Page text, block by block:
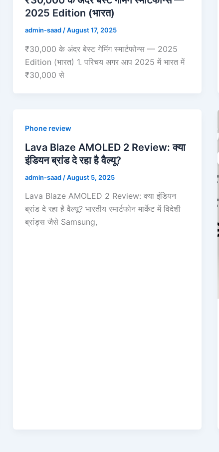
2025 Edition (भारत)
admin-saad/August 17, 2025
₹30,000 के अंदर बेस्ट गेमिंग स्मार्टफोन्स — 2025
Edition (भारत) 1. परिचय अगर आप 2025 में भारत में
₹30,000 से
Phone review
Lava Blaze AMOLED 2 Review: क्या
इंडियन ब्रांड दे रहा है वैल्यू?
admin-saad /August 5, 2025
Lava Blaze AMOLED 2 Review: क्या इंडियन
ब्रांड दे रहा है वैल्यू? भारतीय स्मार्टफोन मार्केट में विदेशी
ब्रांड्स जैसे Samsung,